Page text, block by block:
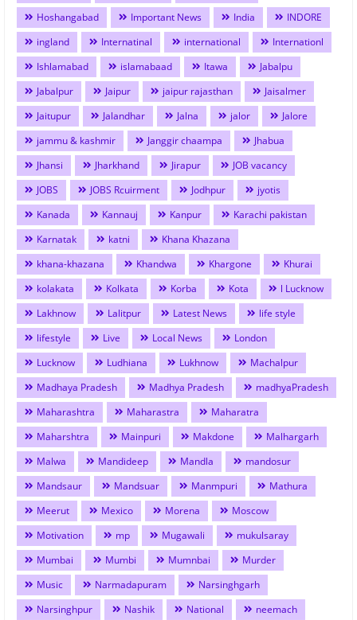
Hoshangabad
Important News India
INDORE
ingland
Internatinal international
Internationl
Ishlamabad
islamabaad Itawa
Jabalpu
Jabalpur
Jaipur jaipur rajasthan
Jaisalmer
Jaitupur
Jalandhar Jalna jalor
Jalore
jammu & kashmir
Janggir chaampa
Jhabua
Jhansi
Jharkhand Jirapur
JOB vacancy
JOBS
JOBS Rcuirment Jodhpur
jyotis
Kanada
Kannauj Kanpur
Karachi pakistan
Karnatak
katni
Khana Khazana
khana-khazana
Khandwa Khargone
Khurai
kolakata
Kolkata Korba Kota
l Lucknow
Lakhnow
Lalitpur Latest News
life style
lifestyle
Live Local News
London
Lucknow
Ludhiana Lukhnow
Machalpur
Madhaya Pradesh
Madhya Pradesh
madhyaPradesh
Maharashtra
Maharastra
Maharatra
Maharshtra
Mainpuri Makdone
Malhargarh
Malwa
Mandideep Mandla
mandosur
Mandsaur
Mandsuar Manmpuri
Mathura
Meerut
Mexico Morena
Moscow
Motivation
mp Mugawali
mukulsaray
Mumbai
Mumbi Mumnbai
Murder
Music
Narmadapuram
Narsinghgarh
Narsinghpur
Nashik National
neemach